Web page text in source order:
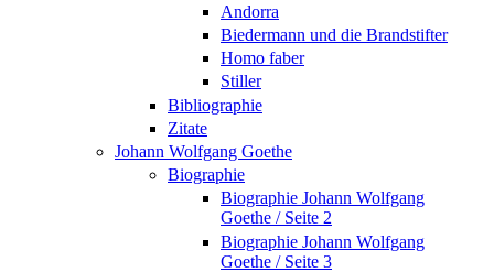
Andorra
Biedermann und die Brandstifter
Homo faber
Stiller
Bibliographie
Zitate
Johann Wolfgang Goethe
Biographie
Biographie Johann Wolfgang
Goethe / Seite 2
Biographie Johann Wolfgang
Goethe / Seite 3